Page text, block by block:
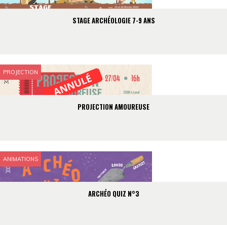
STAGE ARCHÉOLOGIE 7-9 ANS
PROJECTION
PROJECTION AMOUREUSE
ANIMATIONS
ARCHÉO QUIZ N°3